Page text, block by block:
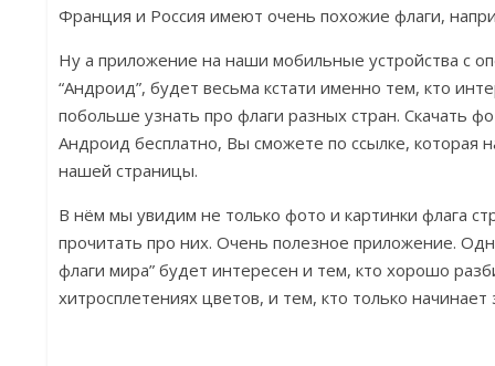
Франция и Россия имеют очень похожие флаги,
Ну а приложение на наши мобильные устройства с
“Андроид”, будет весьма кстати именно тем, кто
побольше узнать про флаги разных стран. Скачать
Андроид бесплатно, Вы сможете по ссылке, которая
нашей страницы.
В нём мы увидим не только фото и картинки флага
прочитать про них. Очень полезное приложение.
флаги мира” будет интересен и тем, кто хорошо
хитросплетениях цветов, и тем, кто только начинает